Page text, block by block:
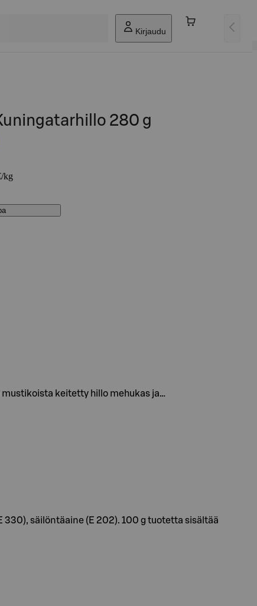
Kirjaudu
280 g
kg
keitetty hillo mehukas ja…
330), säilöntäaine (E 202). 100 g tuotetta sisältää